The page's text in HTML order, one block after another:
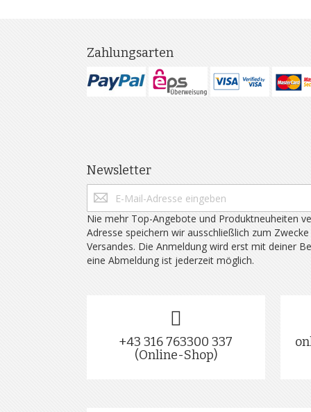
Zahlungsarten
Newsletter
Nie mehr Top-Angebote und Produktneuheiten
Adresse speichern wir ausschließlich zum
Versandes. Die Anmeldung wird erst mit deiner
eine Abmeldung ist jederzeit möglich.
+43 316 763300 337
(Online-Shop)